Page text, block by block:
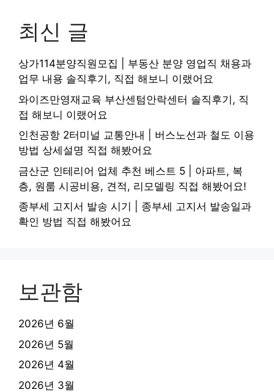
최신 글
상가114분양직원모집 | 부동산 분양 영업직 채용과
업무 내용 솔직후기, 직접 해보니 이랬어요
와이즈만영재교육 부산센텀안락센터 솔직후기, 직
접 해보니 이랬어요
인천공항 2터미널 교통안내 | 버스노선과 철도 이용
방법 상세설명 직접 해봤어요
금산군 인테리어 업체 추천 베스트 5 | 아파트, 복
층, 원룸 시공비용, 견적, 리모델링 직접 해봤어요!
종부세 고지서 발송 시기 | 종부세 고지서 발송일과
확인 방법 직접 해봤어요
보관함
2026년 6월
2026년 5월
2026년 4월
2026년 3월